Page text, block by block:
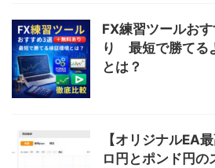
FX練習ツールお
り 最短で勝てる
とは？
【オリジナルEA
ロ円とポンド円の